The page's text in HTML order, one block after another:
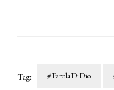
Tag: #ParolaDiDio